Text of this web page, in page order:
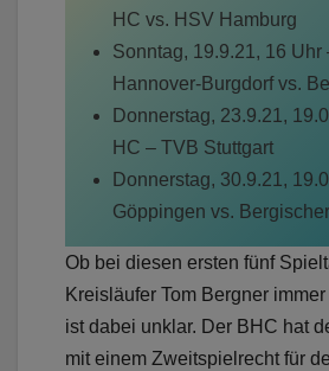
HC vs. HSV Hamburg
Sonntag, 19.9.21, 16 Uhr
Hannover-Burgdorf vs.
Donnerstag, 23.9.21,
HC – TVB Stuttgart
Donnerstag, 30.9.21,
Göppingen vs.
Ob bei diesen ersten fünf
Kreisläufer Tom Bergner
ist dabei unklar. Der BHC hat
mit einem Zweitspielrecht für